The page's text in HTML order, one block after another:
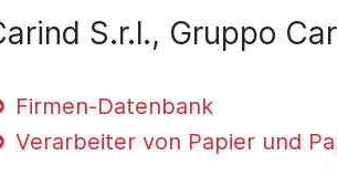
S.r.l., Gruppo
Firmen-Datenbank
Verarbeiter von Papier und